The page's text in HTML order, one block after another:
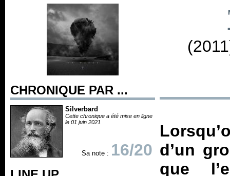
CHRONIQUE PAR ...
Silverbard
Cette chronique a été mise en ligne
le 01 juin 2021
Sa note : 16/20 d’un
que